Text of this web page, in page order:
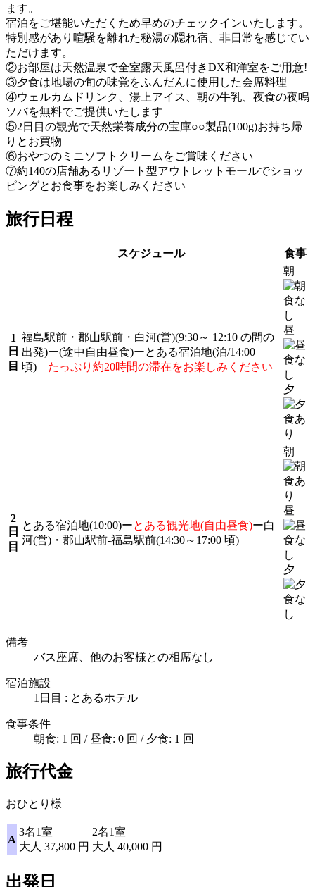
ます。
宿泊をご堪能いただくため早めのチェックインいたします。
特別感があり喧騒を離れた秘湯の隠れ宿、非日常を感じてい
ただけます。
②お部屋は天然温泉で全室露天風呂付きDX和洋室をご用意!
③夕食は地場の旬の味覚をふんだんに使用した会席料理
④ウェルカムドリンク、湯上アイス、朝の牛乳、夜食の夜鳴
ソバを無料でご提供いたします
⑤2日目の観光で天然栄養成分の宝庫○○製品(100g)お持ち帰
りとお買物
⑥おやつのミニソフトクリームをご賞味ください
⑦約140の店舗あるリゾート型アウトレットモールでショッ
ピングとお食事をお楽しみください
旅行日程
スケジュール 食事
1
日
目
福島駅前・郡山駅前・白河(営)(9:30～ 12:10 の間の
出発)ー(途中自由昼食)ーとある宿泊地(泊/14:00
頃) たっぷり約20時間の滞在をお楽しみください
朝
昼
夕
2
日
目
とある宿泊地(10:00)ーとある観光地(自由昼食)ー白
河(営)・郡山駅前-福島駅前(14:30～17:00 頃)
朝
昼
夕
備考
バス座席、他のお客様との相席なし
宿泊施設
1日目 : とあるホテル
食事条件
朝食: 1 回 / 昼食: 0 回 / 夕食: 1 回
旅行代金
おひとり様
A
3名1室
大人 37,800 円
2名1室
大人 40,000 円
出発日